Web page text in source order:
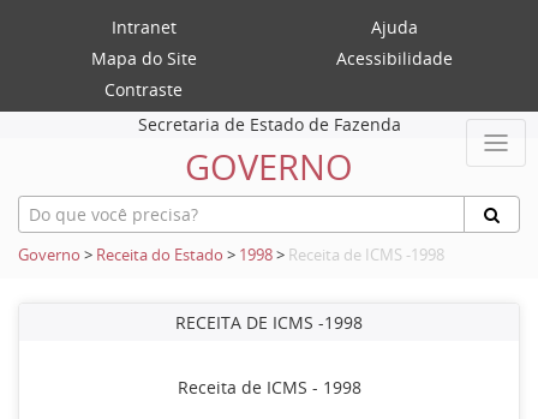
Intranet
Ajuda
Mapa do Site
Acessibilidade
Contraste
Secretaria de Estado de Fazenda
GOVERNO
Governo > Receita do Estado > 1998> Receita de ICMS -1998
RECEITA DE ICMS -1998
Receita de ICMS - 1998